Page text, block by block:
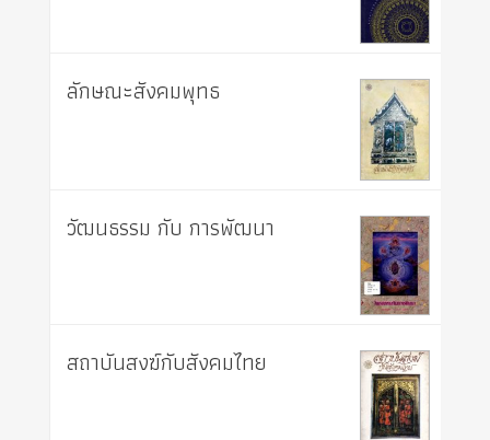
ลักษณะสังคมพุทธ
วัฒนธรรม กับ การพัฒนา
สถาบันสงฆ์กับสังคมไทย